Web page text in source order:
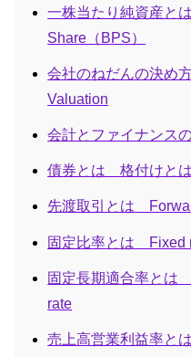
一株当たり純資産と
Share（BPS）
会社のねだんの決め
Valuation
会計とファイナンス
債券とは 格付けとは
先渡取引とは
固定比率とは Fixed
固定長期適合率とは
rate
売上高営業利益率と